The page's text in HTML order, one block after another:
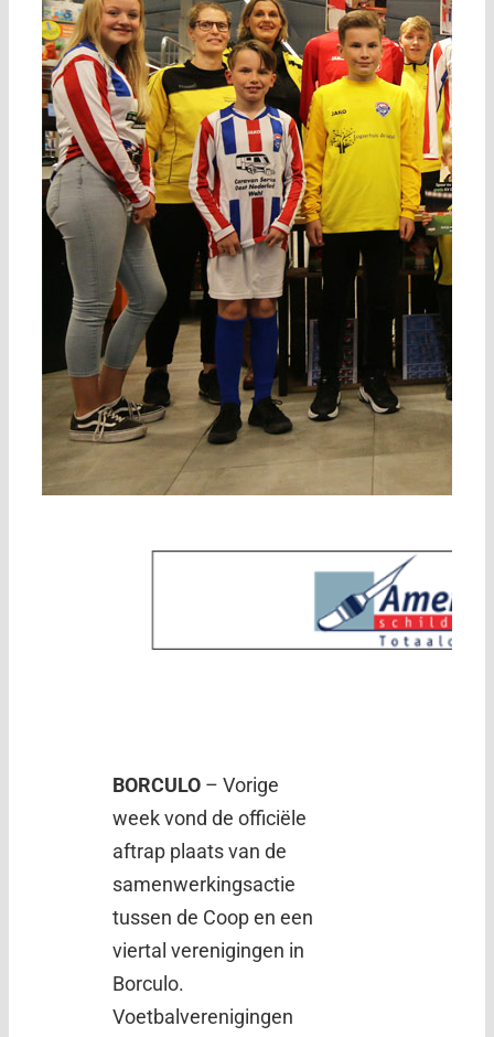
BORCULO – Vorige
week vond de officiële
aftrap plaats van de
samenwerkingsactie
tussen de Coop en een
viertal verenigingen in
Borculo.
Voetbalverenigingen